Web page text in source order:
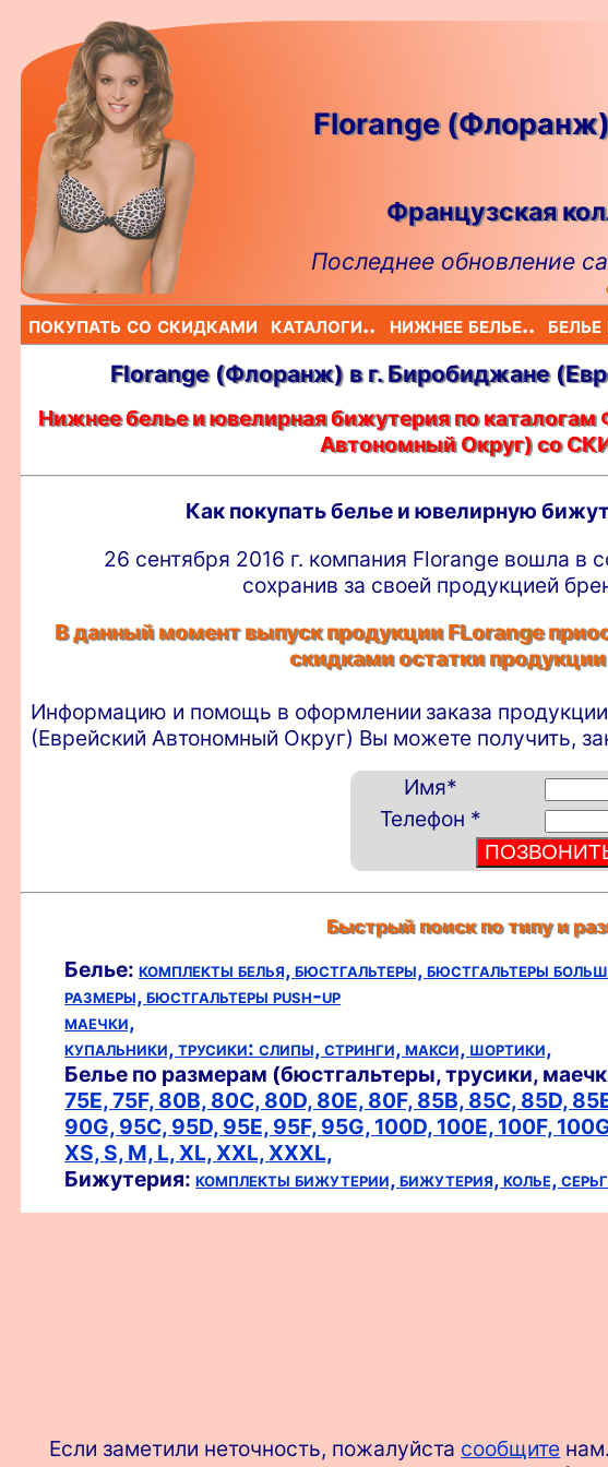
Florange
Французская
Последнее обновление
покупать со скидками каталоги.. нижнее белье..
Florange (Флоранж) в г. Биробиджанe
Нижнее белье и ювелирная бижутерия по
Автономный Округ) со
Как покупать белье и ювелирную
26 сентября 2016 г. компания Florange вошла в
сохранив за своей продукцией
В данный момент выпуск продукции FLorange
скидками остатки
Информацию и помощь в оформлении заказа
(Еврейский Автономный Округ) Вы можете получить,
Имя*
Телефон *
Быстрый поиск по типу и
Белье:комплекты белья,бюстгальтеры,бюстгальтеры
размеры,бюстгальтеры push-up
маечки,
купальники,трусики:слипы,стринги,макси, шортики,
Белье по размерам (бюстгальтеры, трусики,
75E,75F, 80B, 80C, 80D, 80E, 80F, 85B, 85C, 85D,
90G, 95C, 95D, 95E, 95F, 95G, 100D, 100E, 100F,
XS, S, M, L,XL,XXL,XXXL,
Бижутерия:комплекты бижутерии,бижутерия,колье,
Если заметили неточность, пожалуйста сообщите нам.